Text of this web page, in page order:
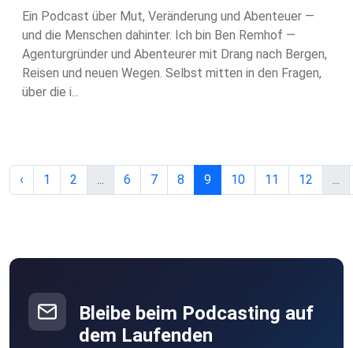
Ein Podcast über Mut, Veränderung und Abenteuer —
und die Menschen dahinter. Ich bin Ben Remhof —
Agenturgründer und Abenteurer mit Drang nach Bergen,
Reisen und neuen Wegen. Selbst mitten in den Fragen,
über die i...
‹ 1 2 ... 6 7 8 9 10 11 12 ...
Bleibe beim Podcasting auf
dem Laufenden